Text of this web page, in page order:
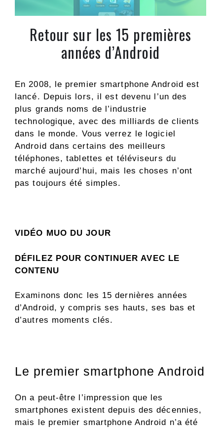
Retour sur les 15 premières
années d’Android
En 2008, le premier smartphone Android est
lancé. Depuis lors, il est devenu l’un des
plus grands noms de l’industrie
technologique, avec des milliards de clients
dans le monde. Vous verrez le logiciel
Android dans certains des meilleurs
téléphones, tablettes et téléviseurs du
marché aujourd’hui, mais les choses n’ont
pas toujours été simples.
VIDÉO MUO DU JOUR
DÉFILEZ POUR CONTINUER AVEC LE
CONTENU
Examinons donc les 15 dernières années
d’Android, y compris ses hauts, ses bas et
d’autres moments clés.
Le premier smartphone Android
On a peut-être l’impression que les
smartphones existent depuis des décennies,
mais le premier smartphone Android n’a été